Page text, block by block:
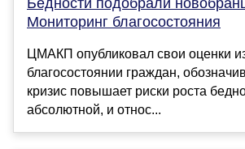
Мониторинг благосостояния
ЦМАКП опубликовал свои оценки
благосостоянии граждан,
кризис повышает риски роста
абсолютной, и относ...